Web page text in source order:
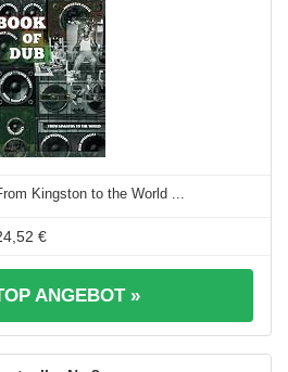
Kingston to the World ...
€
ANGEBOT »